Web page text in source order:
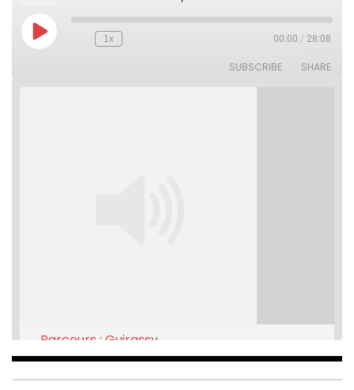
Play
Episode
Rewind
1x 00:00 / 28:08
SUBSCRIBE SHARE
Parcours : Guirassy
Feb 16, 2021 • 28:08